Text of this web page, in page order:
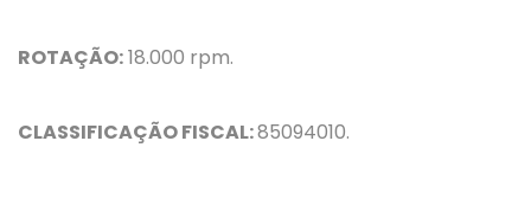
ROTAÇÃO:18.000 rpm.
CLASSIFICAÇÃO FISCAL:85094010.